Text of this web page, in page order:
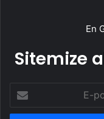
En
Sitemize
posta
adresinizi